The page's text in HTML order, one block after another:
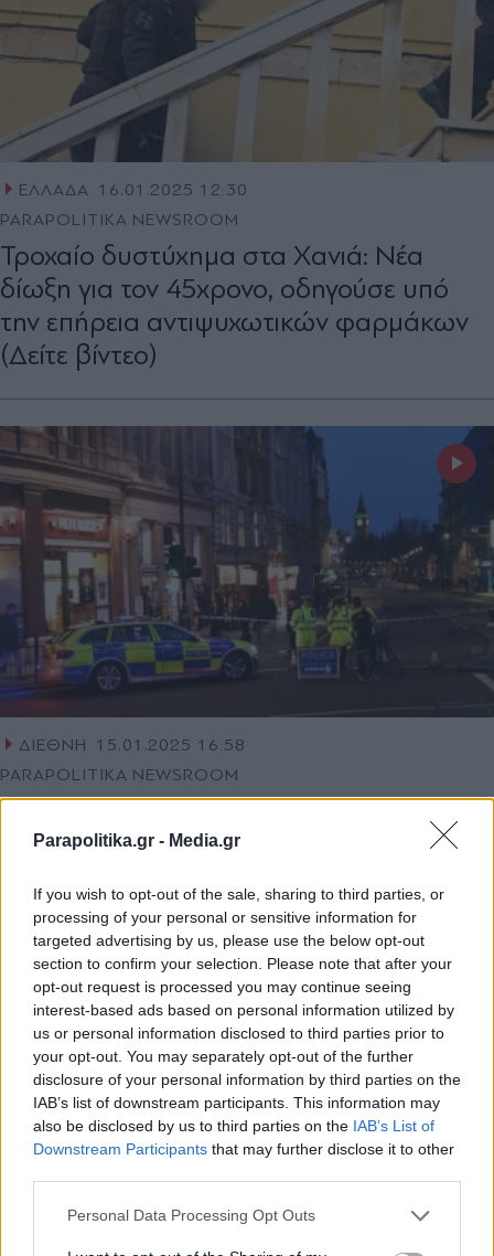
Parapolitika.gr - Media.gr
If you wish to opt-out of the sale, sharing to third parties, or
processing of your personal or sensitive information for
targeted advertising by us, please use the below opt-out
section to confirm your selection. Please note that after your
opt-out request is processed you may continue seeing
interest-based ads based on personal information utilized by
us or personal information disclosed to third parties prior to
your opt-out. You may separately opt-out of the further
disclosure of your personal information by third parties on the
IAB’s list of downstream participants. This information may
also be disclosed by us to third parties on the IAB’s List of
Downstream Participants that may further disclose it to other
Personal Data Processing Opt Outs
ΕΛΛΑΔΑ 16.01.2025 12:30
PARAPOLITIKA NEWSROOM
Τροχαίο δυστύχημα στα Χανιά: Νέα
δίωξη για τον 45χρονο, οδηγούσε υπό
την επήρεια αντιψυχωτικών φαρμάκων
(Δείτε βίντεο)
ΔΙΕΘΝΗ
15.01.2025 16:58
PARAPOLITIKA NEWSROOM
Το τηλεφώνημα στην αστυνομία για
πίτσα που της έσωσε τη ζωή - "Πεπερόνι
Εγγραφή στο newsletter